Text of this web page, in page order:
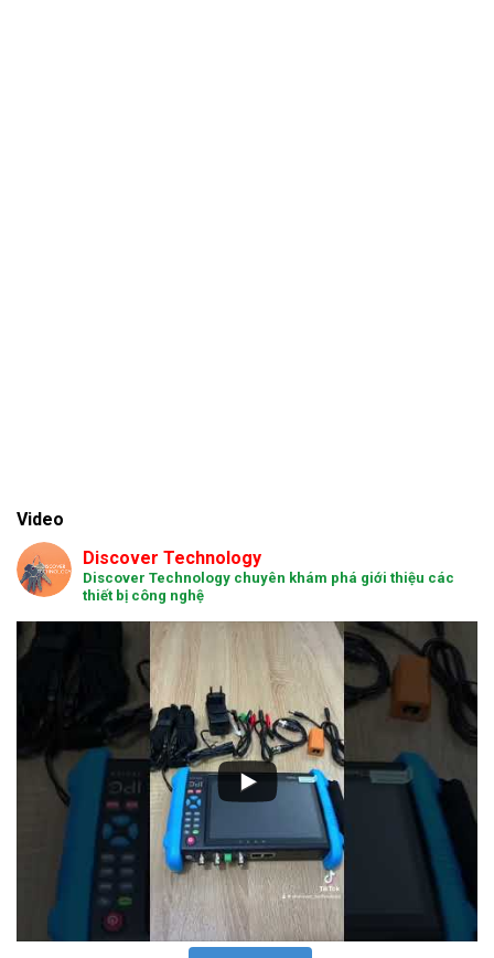
Video
Discover Technology
Discover Technology chuyên khám phá giới thiệu các
thiết bị công nghệ